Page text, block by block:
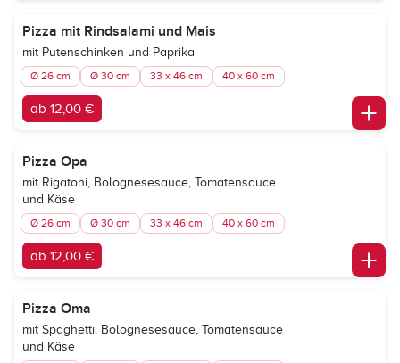
Pizza mit Rindsalami und Mais
mit Putenschinken und Paprika
Ø 26 cm Ø 30 cm 33 x 46 cm 40 x 60 cm
ab 12,00 €
Pizza Opa
mit Rigatoni, Bolognesesauce, Tomatensauce
und Käse
Ø 26 cm Ø 30 cm 33 x 46 cm 40 x 60 cm
ab 12,00 €
Pizza Oma
mit Spaghetti, Bolognesesauce, Tomatensauce
und Käse